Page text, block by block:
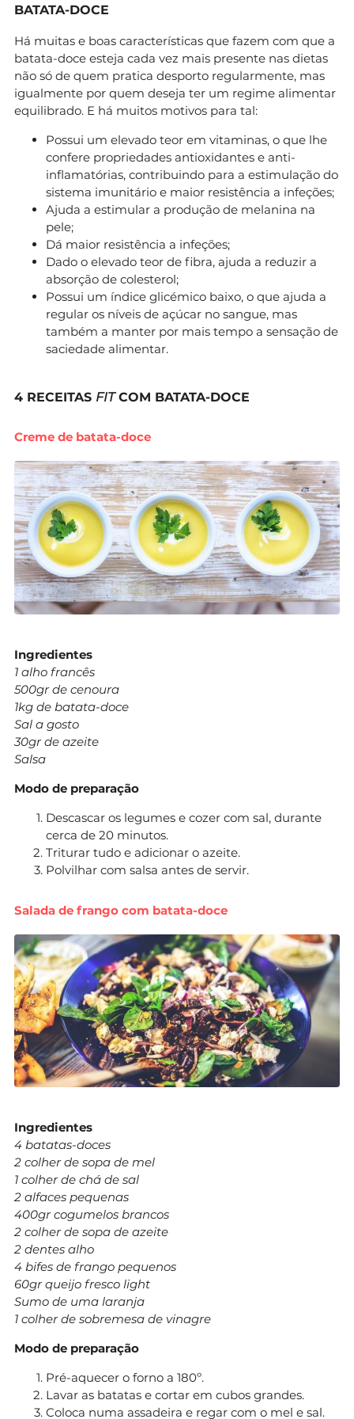
BATATA-DOCE
Há muitas e boas características que fazem com que a
batata-doce esteja cada vez mais presente nas dietas
não só de quem pratica desporto regularmente, mas
igualmente por quem deseja ter um regime alimentar
equilibrado. E há muitos motivos para tal:
Possui um elevado teor em vitaminas, o que lhe
confere propriedades antioxidantes e anti-
inflamatórias, contribuindo para a estimulação do
sistema imunitário e maior resistência a infeções;
Ajuda a estimular a produção de melanina na
pele;
Dá maior resistência a infeções;
Dado o elevado teor de fibra, ajuda a reduzir a
absorção de colesterol;
Possui um índice glicémico baixo, o que ajuda a
regular os níveis de açúcar no sangue, mas
também a manter por mais tempo a sensação de
saciedade alimentar.
4 RECEITAS FITCOM BATATA-DOCE
Creme de batata-doce
Ingredientes
1 alho francês
500gr de cenoura
1kg de batata-doce
Sal a gosto
30gr de azeite
Salsa
Modo de preparação
Descascar os legumes e cozer com sal, durante
cerca de 20 minutos.
Triturar tudo e adicionar o azeite.
Polvilhar com salsa antes de servir.
Salada de frango com batata-doce
Ingredientes
4 batatas-doces
2 colher de sopa de mel
1 colher de chá de sal
2 alfaces pequenas
400gr cogumelos brancos
2 colher de sopa de azeite
2 dentes alho
4 bifes de frango pequenos
60gr queijo fresco light
Sumo de uma laranja
1 colher de sobremesa de vinagre
Modo de preparação
Pré-aquecer o forno a 180º.
Lavar as batatas e cortar em cubos grandes.
Coloca numa assadeira e regar com o mel e sal.